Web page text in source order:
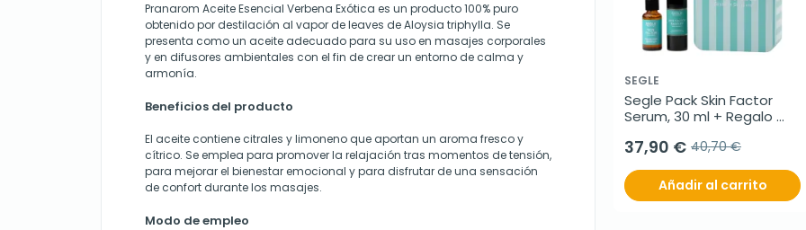
Pranarom Aceite Esencial Verbena Exótica es un producto 100% puro
obtenido por destilación al vapor de leaves de Aloysia triphylla. Se
presenta como un aceite adecuado para su uso en masajes corporales
y en difusores ambientales con el fin de crear un entorno de calma y
armonía.
Beneficios del producto
El aceite contiene citrales y limoneno que aportan un aroma fresco y
cítrico. Se emplea para promover la relajación tras momentos de tensión,
para mejorar el bienestar emocional y para disfrutar de una sensación
de confort durante los masajes.
Modo de empleo
SEGLE
Segle Pack Skin Factor
Serum, 30 ml + Regalo
30 ml
37,90 € 40,70 €
Añadir al carrito